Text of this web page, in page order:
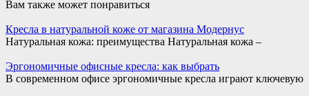
Вам также может понравиться
Кресла в натуральной коже от магазина Модернус
Натуральная кожа: преимущества Натуральная кожа –
Эргономичные офисные кресла: как выбрать
В современном офисе эргономичные кресла играют ключевую